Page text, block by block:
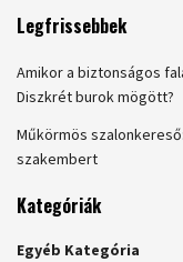
Legfrissebbek
Amikor a biztonságos
Diszkrét burok mögött?
Műkörmös
szakembert
Kategóriák
Egyéb Kategória